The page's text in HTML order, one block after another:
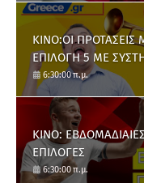
ΚΙΝΟ:ΟΙ
ΕΠΙΛΟΓΗ 5 ΜΕ
6:30:00 π.μ.
ΚΙΝΟ: ΕΒΔΟΜΑΔΙΑΙΕΣ ΠΡΟΤΑΣΕΙΣ ΓΙΑ ΟΛΕΣ
ΕΠΙΛΟΓΕΣ
6:30:00 π.μ.